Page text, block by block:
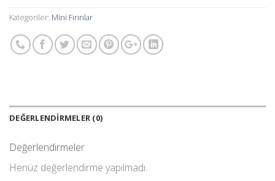
Kategoriler: Mini Fırınlar
DEĞERLENDIRMELER (0)
Değerlendirmeler
Henüz değerlendirme yapılmadı.